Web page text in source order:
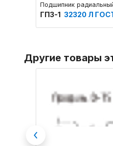
Подшипник
ГПЗ-1 32320 Л
Другие товары
Previous